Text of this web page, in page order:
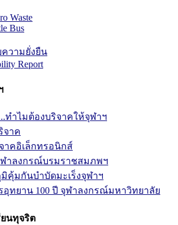
Waste
Bus
วามยั่งยืน
Report
ทำไมต้องบริจาคให้จุฬาฯ
จาค
าคอิเล็กทรอนิกส์
าลงกรณ์บรมราชสมภพฯ
คุ้มกันบำบัดมะเร็งจุฬาฯ
อุทยาน 100 ปี จุฬาลงกรณ์มหาวิทยาลัย
ยนทุจริต